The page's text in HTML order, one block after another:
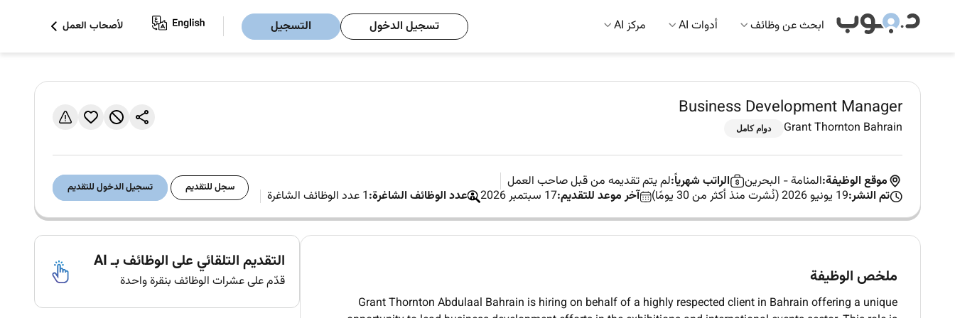
ابحث عن وظائف أدوات AI مركز AI تسجيل الدخول التسجيل لأصحاب العمل
Business Development Manager
Grant Thornton Bahrain دوام كامل
موقع الوظيفة:المنامة- البحرين الراتب شهرياً:لم يتم تقديمه من قبل صاحب العمل
تم النشر:19 يونيو 2026 (نُشرت منذ أكثر من 30 يومًا) آخر موعد للتقديم:17 سبتمبر 2026 عدد الوظائف الشاغرة:1 عدد الوظائف الشاغرة سجل للتقديم تسجيل الدخول للتقديم
ملخص الوظيفة
Grant Thornton Abdulaal Bahrain is hiring on behalf of a highly respected client in Bahrain offering a unique
التقديم التلقائي على الوظائف بـ AI
قدّم على عشرات الوظائف بنقرة واحدة